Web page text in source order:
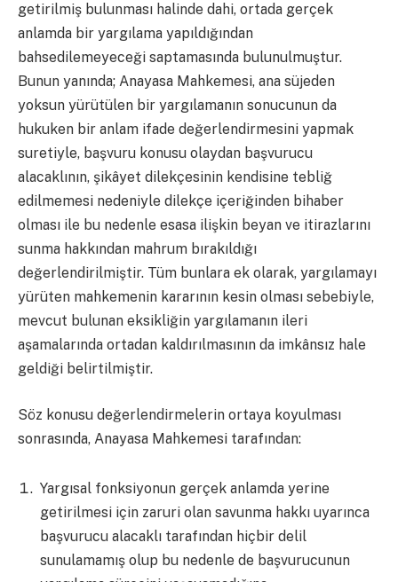
getirilmiş bulunması halinde dahi, ortada gerçek
anlamda bir yargılama yapıldığından
bahsedilemeyeceği saptamasında bulunulmuştur.
Bunun yanında; Anayasa Mahkemesi, ana süjeden
yoksun yürütülen bir yargılamanın sonucunun da
hukuken bir anlam ifade değerlendirmesini yapmak
suretiyle, başvuru konusu olaydan başvurucu
alacaklının, şikâyet dilekçesinin kendisine tebliğ
edilmemesi nedeniyle dilekçe içeriğinden bihaber
olması ile bu nedenle esasa ilişkin beyan ve itirazlarını
sunma hakkından mahrum bırakıldığı
değerlendirilmiştir. Tüm bunlara ek olarak, yargılamayı
yürüten mahkemenin kararının kesin olması sebebiyle,
mevcut bulunan eksikliğin yargılamanın ileri
aşamalarında ortadan kaldırılmasının da imkânsız hale
geldiği belirtilmiştir.
Söz konusu değerlendirmelerin ortaya koyulması
sonrasında, Anayasa Mahkemesi tarafından:
Yargısal fonksiyonun gerçek anlamda yerine
getirilmesi için zaruri olan savunma hakkı uyarınca
başvurucu alacaklı tarafından hiçbir delil
sunulamamış olup bu nedenle de başvurucunun